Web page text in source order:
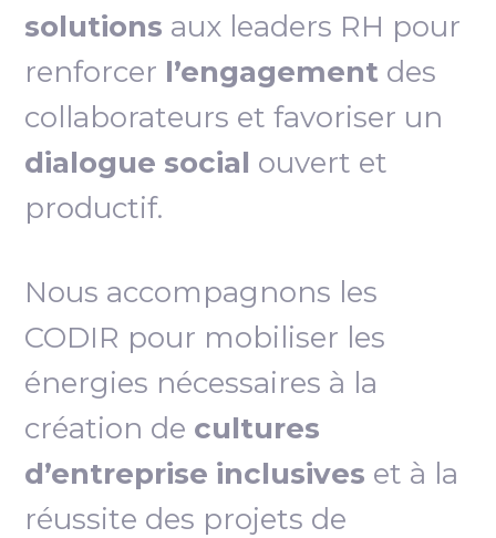
solutions aux leaders RH pour
renforcer l’engagement des
collaborateurs et favoriser un
dialogue social ouvert et
productif.
Nous accompagnons les
CODIR pour mobiliser les
énergies nécessaires à la
création de cultures
d’entreprise inclusives et à la
réussite des projets de